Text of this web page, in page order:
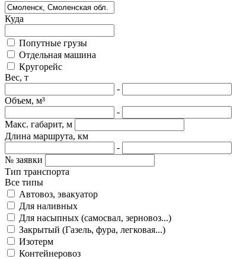
Куда
Попутные грузы
Отдельная машина
Кругорейс
Вес, т
-
Объем, м³
-
Макс. габарит, м
Длина маршрута, км
-
№ заявки
Тип транспорта
Все типы
Автовоз, эвакуатор
Для наливных
Для насыпных (самосвал, зерновоз...)
Закрытый (Газель, фура, легковая...)
Изотерм
Контейнеровоз